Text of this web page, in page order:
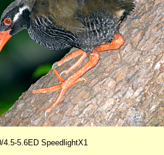
4.5-5.6ED SpeedlightX1